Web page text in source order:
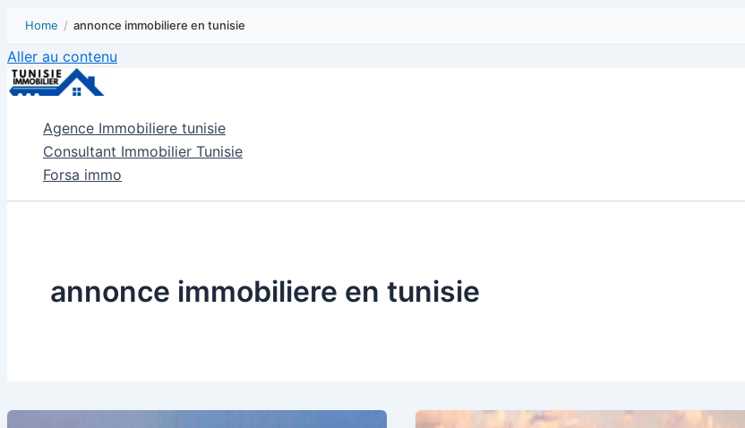
Home / annonce immobiliere en tunisie
Aller au contenu
Agence Immobiliere tunisie
Consultant Immobilier Tunisie
Forsa immo
annonce immobiliere en tunisie